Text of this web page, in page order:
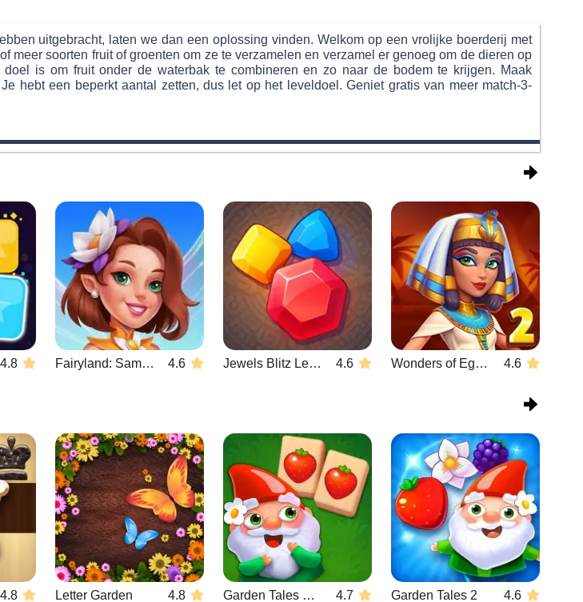
uitgebracht, laten we dan een oplossing vinden. Welkom op een vrolijke boerderij met
soorten fruit of groenten om ze te verzamelen en verzamel er genoeg om de dieren op
is om fruit onder de waterbak te combineren en zo naar de bodem te krijgen. Maak
hebt een beperkt aantal zetten, dus let op het leveldoel. Geniet gratis van meer match-3-
4.8 Fairyland: Samenvoegen & Magie 4.6 Jewels Blitz Legends 4.6 Wonders of Egypt Match 2 4.6
4.8 Letter Garden 4.8 Garden Tales Mahjong 4.7 Garden Tales 2 4.6